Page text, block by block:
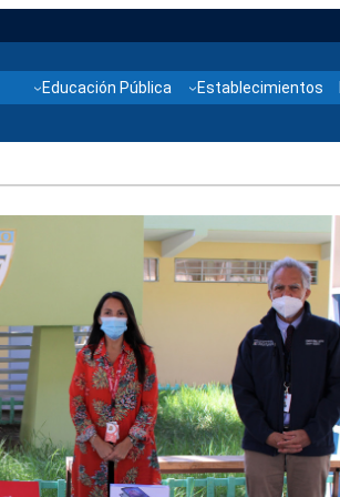
Educación Pública Establecimientos